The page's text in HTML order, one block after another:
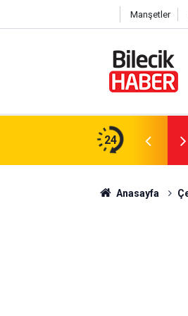
Manşetler
24
Teminat Tamamlandı
Anasayfa